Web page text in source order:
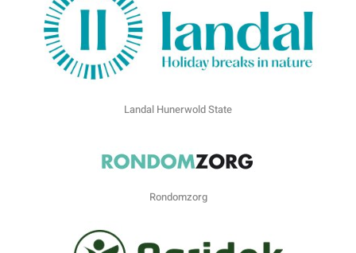
Landal Hunerwold State
Rondomzorg